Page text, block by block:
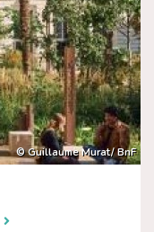
© Guillaume Murat/ BnF